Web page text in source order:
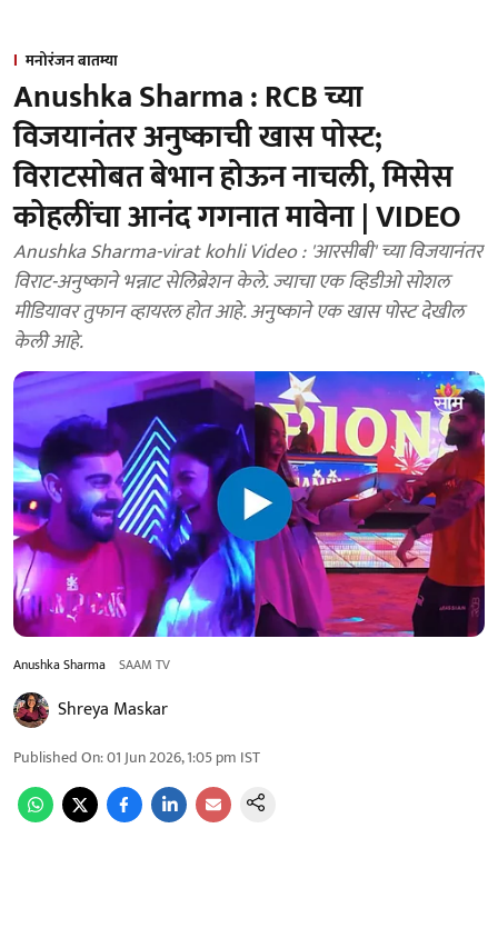
मनोरंजन बातम्या
Anushka Sharma : RCB च्या
विजयानंतर अनुष्काची खास पोस्ट;
विराटसोबत बेभान होऊन नाचली, मिसेस
कोहलींचा आनंद गगनात मावेना | VIDEO
Anushka Sharma-virat kohli Video : 'आरसीबी' च्या विजयानंतर
विराट-अनुष्काने भन्नाट सेलिब्रेशन केले. ज्याचा एक व्हिडीओ सोशल
मीडियावर तुफान व्हायरल होत आहे. अनुष्काने एक खास पोस्ट देखील
केली आहे.
Anushka Sharma SAAM TV
Shreya Maskar
Published On:01 Jun 2026, 1:05 pm IST